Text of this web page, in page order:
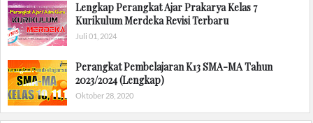
Lengkap Perangkat Ajar Prakarya Kelas 7
Kurikulum Merdeka Revisi Terbaru
Juli 01, 2024
Perangkat Pembelajaran K13 SMA-MA Tahun
2023/2024 (Lengkap)
Oktober 28, 2020